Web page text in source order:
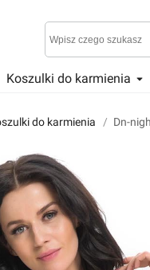
Koszulki do karmienia
jak Ty!
do karmienia Dn-